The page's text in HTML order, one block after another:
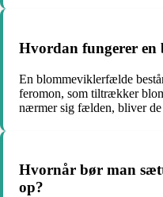
Hvordan fungerer
En blommeviklerfælde
feromon, som tiltrækker
nærmer sig fælden, bliver
Hvornår bør man
op?